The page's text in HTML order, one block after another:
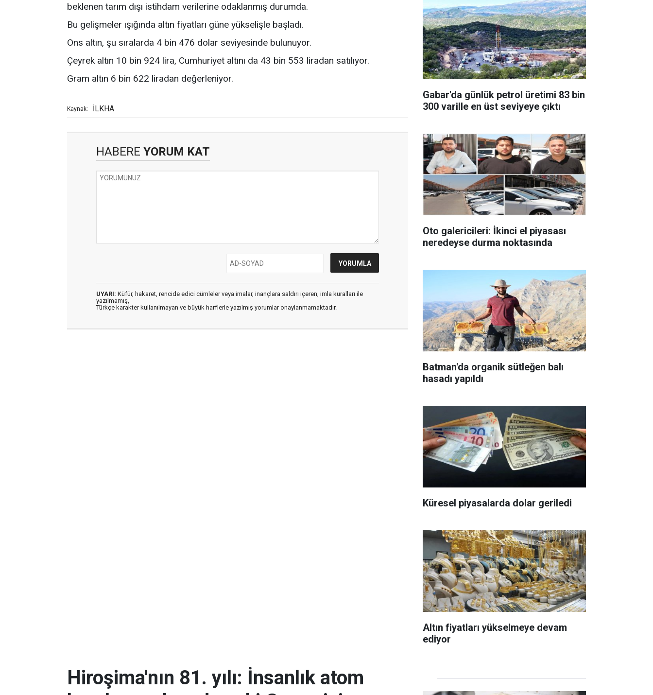
beklenen tarım dışı istihdam verilerine odaklanmış durumda.
Bu gelişmeler ışığında altın fiyatları güne yükselişle başladı.
Ons altın, şu sıralarda 4 bin 476 dolar seviyesinde bulunuyor.
Çeyrek altın 10 bin 924 lira, Cumhuriyet altını da 43 bin 553 liradan satılıyor.
Gram altın 6 bin 622 liradan değerleniyor.
Kaynak: İLKHA
HABERE YORUM KAT
UYARI: Küfür, hakaret, rencide edici cümleler veya imalar, inançlara saldırı içeren, imla kuralları ile
yazılmamış,
Türkçe karakter kullanılmayan ve büyük harflerle yazılmış yorumlar onaylanmamaktadır.
Gabar'da günlük petrol üretimi 83 bin
300 varille en üst seviyeye çıktı
Oto galericileri: İkinci el piyasası
neredeyse durma noktasında
Batman'da organik sütleğen balı
hasadı yapıldı
Küresel piyasalarda dolar geriledi
Altın fiyatları yükselmeye devam
ediyor
Hiroşima'nın 81. yılı: İnsanlık atom